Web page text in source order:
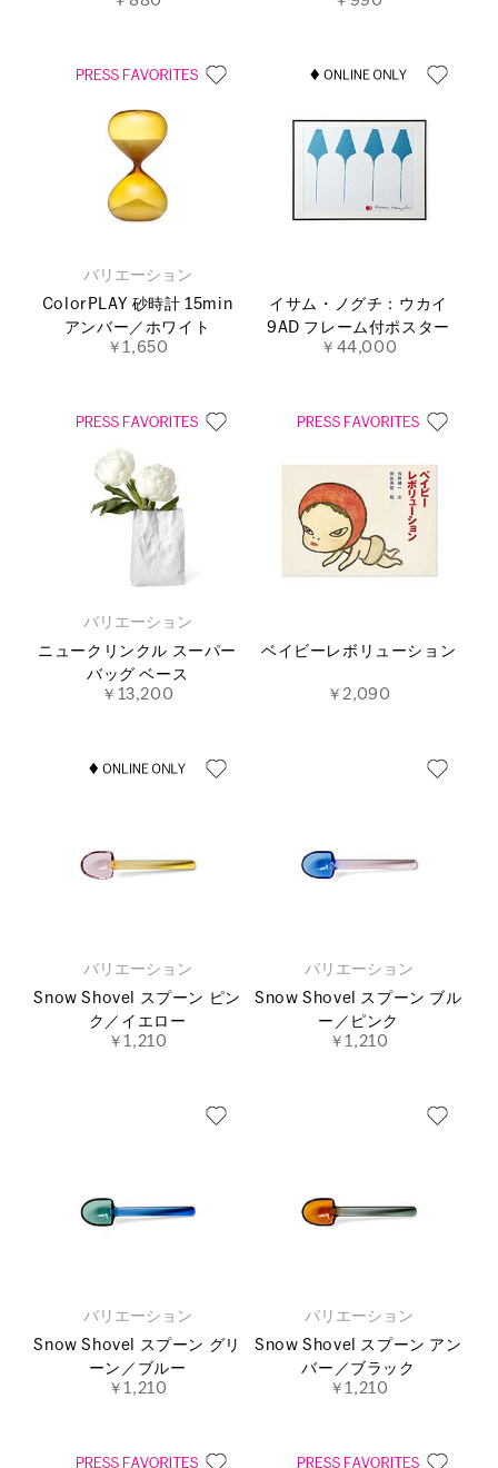
バリエーション
ColorPLAY 砂時計 15min
アンバー／ホワイト
￥1,650
イサム・ノグチ：ウカイ
9AD フレーム付ポスター
￥44,000
バリエーション
ニュークリンクル スーパー
バッグ ベース
￥13,200
ベイビーレボリューション
￥2,090
バリエーション
Snow Shovel スプーン ピン
ク／イエロー
￥1,210
バリエーション
Snow Shovel スプーン ブル
ー／ピンク
￥1,210
バリエーション
Snow Shovel スプーン グリ
ーン／ブルー
￥1,210
バリエーション
Snow Shovel スプーン アン
バー／ブラック
￥1,210